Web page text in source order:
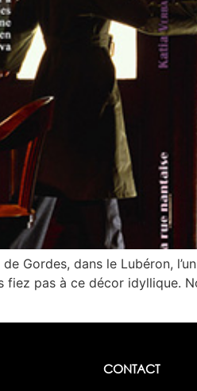
Gordes, dans le Lubéron,
pas à ce décor idyllique.
CONTACT